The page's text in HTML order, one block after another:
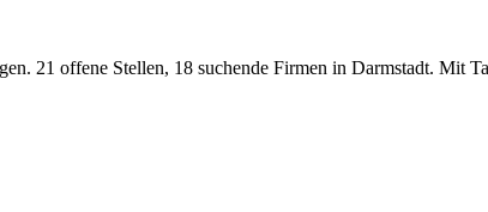
21 offene Stellen, 18 suchende Firmen in Darmstadt.